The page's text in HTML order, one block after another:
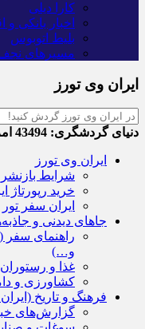
کارا دیلی
اخبار بانکی و
بلیط اتوبوس
مسیرهای نجف
ایران وی تورز
دنیای گردشگری:
ایران وی تورز
شرایط بازنشر
خرید رپورتاژ
ایران سفر تور
جاهای دیدنی و
راهنمای سفر
و…)
غذا و رستوران
کشاورزی و
فرهنگ و تاریخ
گزارش‌های